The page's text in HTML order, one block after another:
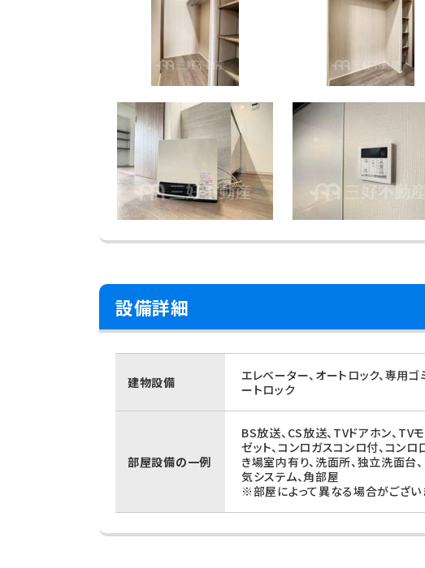
設備詳細
建物設備
エレベーター、オートロック、専用
ートロック
部屋設備の一例
BS放送、CS放送、TVドアホン、TV
ゼット、コンロガスコンロ付、コンロ
き場室内有り、洗面所、独立洗面台
気システム、角部屋
※部屋によって異なる場合がござい